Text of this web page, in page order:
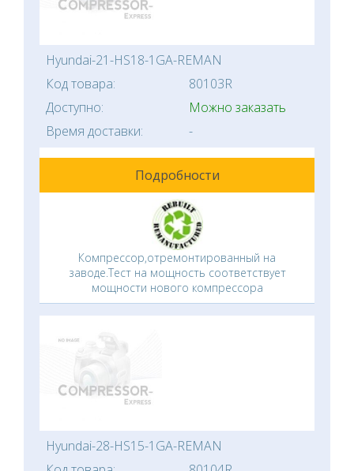
Hyundai-21-HS18-1GA-REMAN
Код товара:
80103R
Доступно:
Можно заказать
Время доставки:
-
Подробности
Компрессор,отремонтированный на
заводе.Тест на мощность соответствует
мощности нового компрессора
Hyundai-28-HS15-1GA-REMAN